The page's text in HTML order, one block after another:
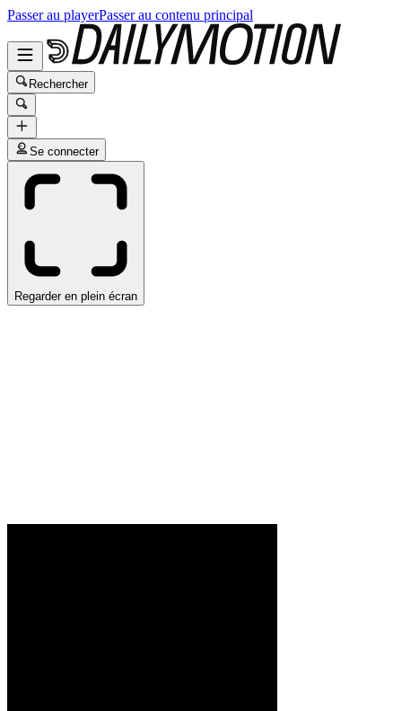
Passer au playerPasser au contenu principal
Rechercher
Se connecter
Regarder en plein écran